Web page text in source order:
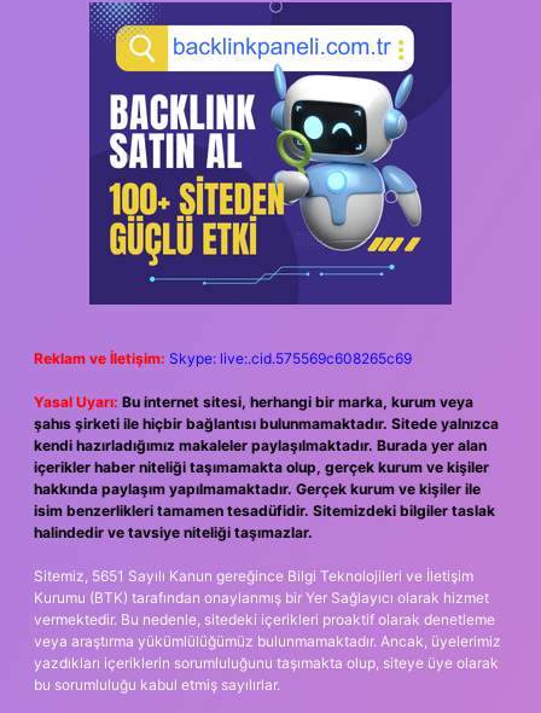
Reklam ve İletişim: Skype: live:.cid.575569c608265c69
Yasal Uyarı: Bu internet sitesi, herhangi bir marka, kurum veya
şahıs şirketi ile hiçbir bağlantısı bulunmamaktadır. Sitede yalnızca
kendi hazırladığımız makaleler paylaşılmaktadır. Burada yer alan
içerikler haber niteliği taşımamakta olup, gerçek kurum ve kişiler
hakkında paylaşım yapılmamaktadır. Gerçek kurum ve kişiler ile
isim benzerlikleri tamamen tesadüfidir. Sitemizdeki bilgiler taslak
halindedir ve tavsiye niteliği taşımazlar.
Sitemiz, 5651 Sayılı Kanun gereğince Bilgi Teknolojileri ve İletişim
Kurumu (BTK) tarafından onaylanmış bir Yer Sağlayıcı olarak hizmet
vermektedir. Bu nedenle, sitedeki içerikleri proaktif olarak denetleme
veya araştırma yükümlülüğümüz bulunmamaktadır. Ancak, üyelerimiz
yazdıkları içeriklerin sorumluluğunu taşımakta olup, siteye üye olarak
bu sorumluluğu kabul etmiş sayılırlar.